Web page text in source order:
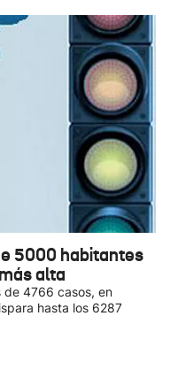
5000 habitantes
alta
de 4766 casos, en
hasta los 6287